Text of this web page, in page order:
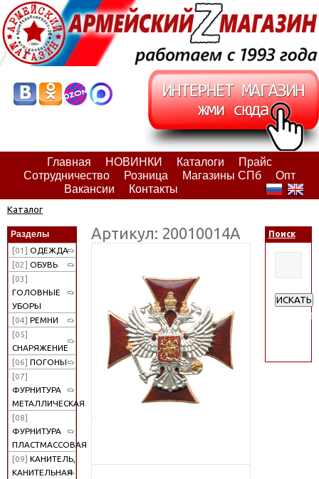
Главная НОВИНКИ Каталоги
Прайс
Сотрудничество
Розница Магазины СПб
Опт
Вакансии
Контакты
Каталог
Разделы
[01] ОДЕЖДА
[02] ОБУВЬ
[03]
ГОЛОВНЫЕ
УБОРЫ
[04] РЕМНИ
[05]
СНАРЯЖЕНИЕ
[06] ПОГОНЫ
[07]
ФУРНИТУРА
МЕТАЛЛИЧЕСКАЯ
[08]
ФУРНИТУРА
ПЛАСТМАССОВАЯ
[09] КАНИТЕЛЬ,
КАНИТЕЛЬНАЯ
Артикул: 20010014А Поиск
ИСКАТЬ